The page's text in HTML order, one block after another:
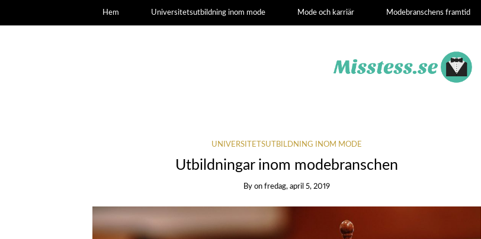
Hem Universitetsutbildning inom mode Mode och karriär Modebranschens framtid
UNIVERSITETSUTBILDNING INOM MODE
Utbildningar inom modebranschen
Byonfredag, april 5, 2019